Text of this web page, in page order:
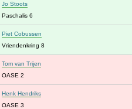
Jo Stoots
Paschalis 6
Piet Cobussen
Vriendenkring 8
Tom van Trijen
OASE 2
Henk Hendriks
OASE 3